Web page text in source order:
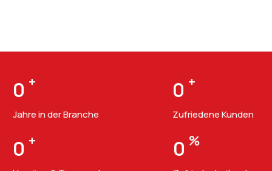
0 +
Jahre in der Branche
0 +
Zufriedene Kunden
0 + 0 %